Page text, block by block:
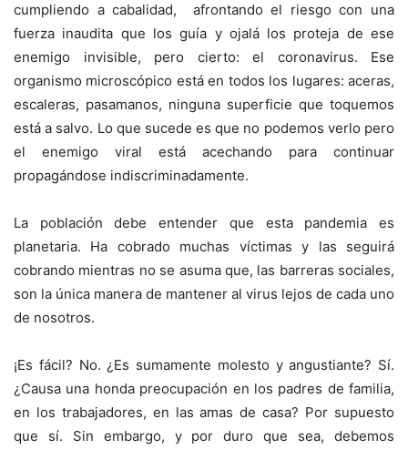
cumpliendo a cabalidad, afrontando el riesgo con una
fuerza inaudita que los guía y ojalá los proteja de ese
enemigo invisible, pero cierto: el coronavirus. Ese
organismo microscópico está en todos los lugares: aceras,
escaleras, pasamanos, ninguna superficie que toquemos
está a salvo. Lo que sucede es que no podemos verlo pero
el enemigo viral está acechando para continuar
propagándose indiscriminadamente.
La población debe entender que esta pandemia es
planetaria. Ha cobrado muchas víctimas y las seguirá
cobrando mientras no se asuma que, las barreras sociales,
son la única manera de mantener al virus lejos de cada uno
de nosotros.
¡Es fácil? No. ¿Es sumamente molesto y angustiante? Sí.
¿Causa una honda preocupación en los padres de familia,
en los trabajadores, en las amas de casa? Por supuesto
que sí. Sin embargo, y por duro que sea, debemos